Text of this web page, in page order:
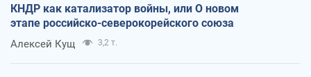
КНДР как катализатор войны, или О новом
этапе российско-северокорейского союза
Алексей Кущ 3,2 т.